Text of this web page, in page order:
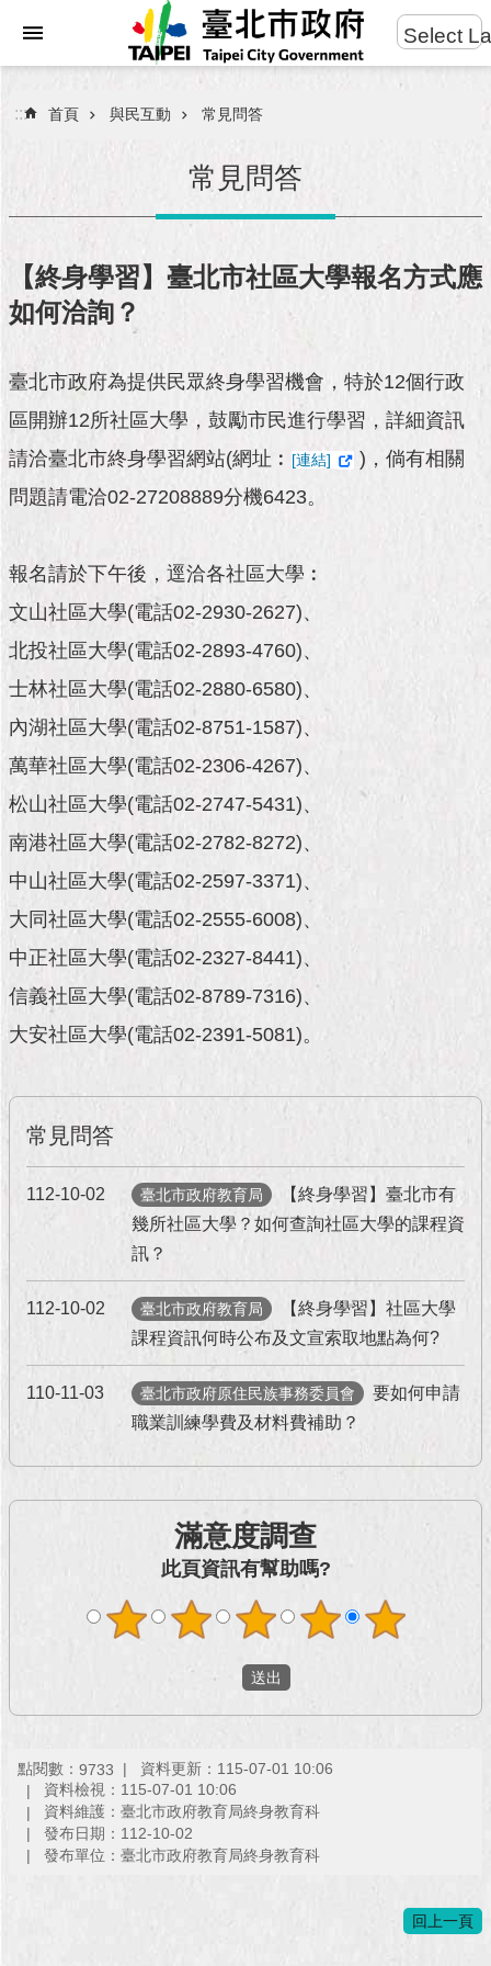
進
搜
民
服
務
市
府
團
隊
市
告
施
政
願
景
成
果
市
政
料
館
發
現
臺
北
主
館
互
動
活
動
常
見
問
答
Select
::: 首頁 與民互動 常見問答
常見問答
【終身學習】臺北市社區大學報名方式應
如何洽詢？
臺北市政府為提供民眾終身學習機會，特於12個行政
區開辦12所社區大學，鼓勵市民進行學習，詳細資訊
請洽臺北市終身學習網站(網址︰ [連結]
)，倘有相關
問題請電洽02-27208889分機6423。
報名請於下午後，逕洽各社區大學︰
文山社區大學(電話02-2930-2627)、
北投社區大學(電話02-2893-4760)、
士林社區大學(電話02-2880-6580)、
內湖社區大學(電話02-8751-1587)、
萬華社區大學(電話02-2306-4267)、
松山社區大學(電話02-2747-5431)、
南港社區大學(電話02-2782-8272)、
中山社區大學(電話02-2597-3371)、
大同社區大學(電話02-2555-6008)、
中正社區大學(電話02-2327-8441)、
信義社區大學(電話02-8789-7316)、
大安社區大學(電話02-2391-5081)。
常見問答
112-10-02 臺北市政府教育局
【終身學習】臺北市有
幾所社區大學？如何查詢社區大學的課程資
訊？
112-10-02 臺北市政府教育局
【終身學習】社區大學
課程資訊何時公布及文宣索取地點為何?
110-11-03 臺北市政府原住民族事務委員會
要如何申請
職業訓練學費及材料費補助？
滿意度調查
此頁資訊有幫助嗎?
點閱數： 9733
資料更新：115-07-01 10:06
資料檢視：115-07-01 10:06
資料維護：臺北市政府教育局終身教育科
發布日期：112-10-02
發布單位：臺北市政府教育局終身教育科
回上一頁